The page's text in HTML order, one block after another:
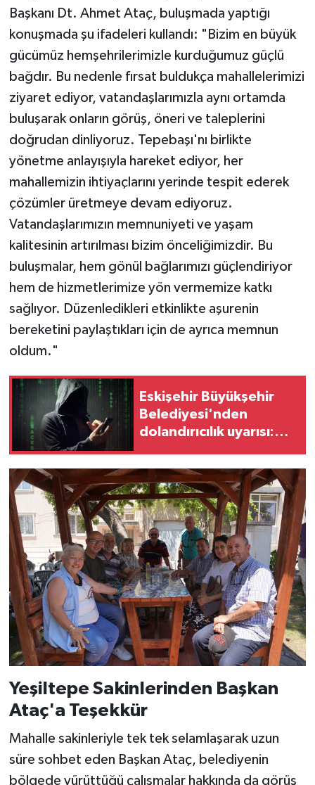
Başkanı Dt. Ahmet Ataç, buluşmada yaptığı
konuşmada şu ifadeleri kullandı: "Bizim en büyük
gücümüz hemşehrilerimizle kurduğumuz güçlü
bağdır. Bu nedenle fırsat buldukça mahallelerimizi
ziyaret ediyor, vatandaşlarımızla aynı ortamda
buluşarak onların görüş, öneri ve taleplerini
doğrudan dinliyoruz. Tepebaşı'nı birlikte
yönetme anlayışıyla hareket ediyor, her
mahallemizin ihtiyaçlarını yerinde tespit ederek
çözümler üretmeye devam ediyoruz.
Vatandaşlarımızın memnuniyeti ve yaşam
kalitesinin artırılması bizim önceliğimizdir. Bu
buluşmalar, hem gönül bağlarımızı güçlendiriyor
hem de hizmetlerimize yön vermemize katkı
sağlıyor. Düzenledikleri etkinlikte aşurenin
bereketini paylaştıkları için de ayrıca memnun
oldum."
Eskişehir Büyükşehir
Belediyesi'nden
dolandırıcılık uyarısı:
istiyorlar
Yeşiltepe Sakinlerinden Başkan
Ataç'a Teşekkür
Mahalle sakinleriyle tek tek selamlaşarak uzun
süre sohbet eden Başkan Ataç, belediyenin
bölgede yürüttüğü çalışmalar hakkında da görüş